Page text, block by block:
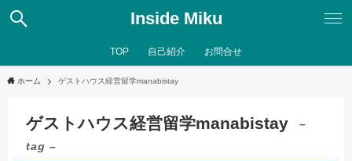
Inside Miku
TOP 自己紹介 お問合せ
ホーム ゲストハウス経営留学manabistay
ゲストハウス経営留学manabistay
–
tag –